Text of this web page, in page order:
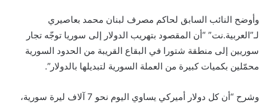
وأوضح النائب السابق لحاكم مصرف لبنان محمد بعاصيري
لـ”العربية.نت” “أن المقصود بتهريب الدولار إلى سوريا توجّه تجار
سوريين إلى منطقة شتورا في البقاع القريبة من الحدود السورية
محمّلين بكميات كبيرة من العملة السورية لتبديلها بالدولار”.
وشرح “أن كل دولار أميركي يساوي اليوم نحو 7 آلاف ليرة سورية،